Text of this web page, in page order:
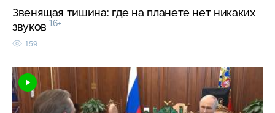
Звенящая тишина: где на планете нет никаких
звуков 16+
159